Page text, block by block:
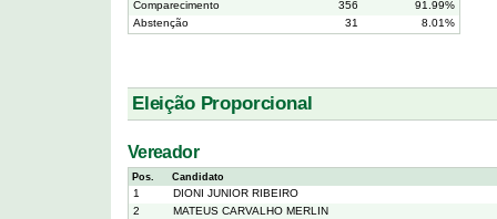
Comparecimento
356
91.99%
Abstenção
31 8.01%
Eleição Proporcional
Vereador
Pos. Candidato
1
DIONI JUNIOR RIBEIRO
2
MATEUS CARVALHO MERLIN